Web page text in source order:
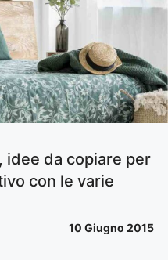
idee da copiare per
con le varie
10 Giugno 2015